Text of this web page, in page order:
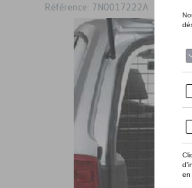
Référence: 7N0017222A